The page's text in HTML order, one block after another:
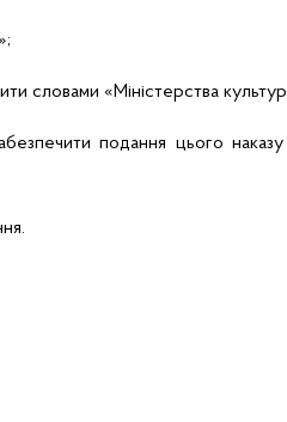
словами «Міністерства
подання цього